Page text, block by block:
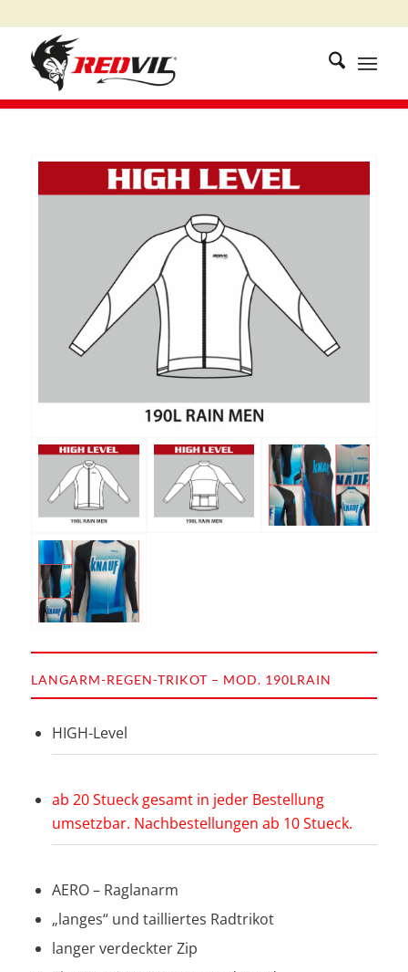
LANGARM-REGEN-TRIKOT – MOD. 190LRAIN
HIGH-Level
ab 20 Stueck gesamt in jeder Bestellung
umsetzbar. Nachbestellungen ab 10 Stueck.
AERO – Raglanarm
„langes“ und tailliertes Radtrikot
langer verdeckter Zip